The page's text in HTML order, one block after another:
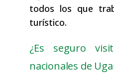
todos los que
turístico.
¿Es seguro
nacionales de